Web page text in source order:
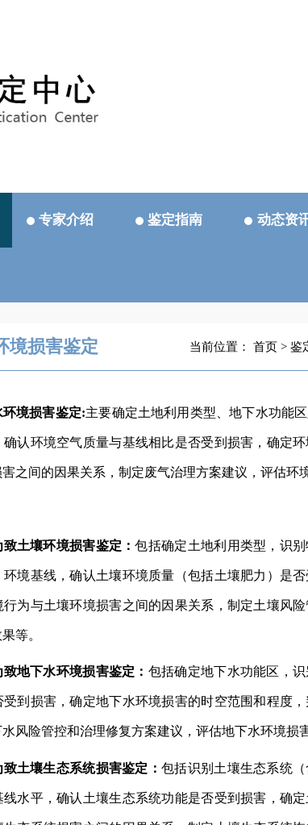
专家介绍 鉴定指南 动态资
当前位置： 首页> 鉴
境损害鉴定
境损害鉴定:主要确定土地利用类型、地下水功能
确认环境空气质量与基线相比是否受到损害，确定
之间的因果关系，制定废气治理方案建议，评估环
土壤环境损害鉴定：包括确定土地利用类型，识
境基线，确认土壤环境质量（包括土壤肥力）是
行为与土壤环境损害之间的因果关系，制定土壤风
等。
地下水环境损害鉴定 ： 包括确定地下水功能区，
到损害，确定地下水环境损害的时空范围和程度
风险管控和治理修复方案建议，评估地下水环境损
土壤生态系统损害鉴定 ：包括识别土壤生态系统
水平，确认土壤生态系统功能是否受到损害，确